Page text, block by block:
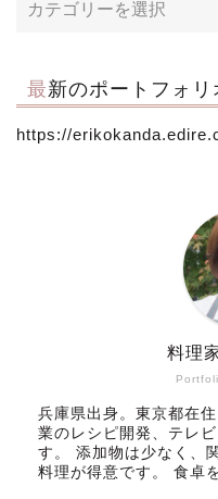
最新のポートフォ
https://
料理
兵庫県出身。東京都在
業のレシピ開発、テレ
す。 添加物は少なく、
料理が得意です。 食卓